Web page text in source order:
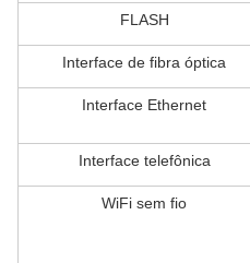
FLASH
Interface de fibra óptica
Interface Ethernet
Interface telefônica
WiFi sem fio